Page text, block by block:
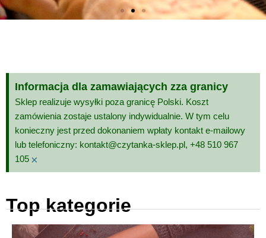
przygoda artystyczna!
Zobacz
Informacja dla zamawiających zza granicy
Sklep realizuje wysyłki poza granicę Polski. Koszt
zamówienia zostaje ustalony indywidualnie. W tym celu
konieczny jest przed dokonaniem wpłaty kontakt e-mailowy
lub telefoniczny: kontakt@czytanka-sklep.pl, +48 510 967
105 ×
Top kategorie